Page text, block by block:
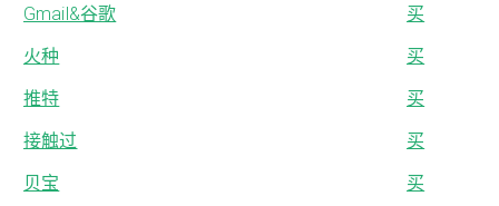
Gmail&谷歌
买
火种
买
推特
买
接触过
买
贝宝
买